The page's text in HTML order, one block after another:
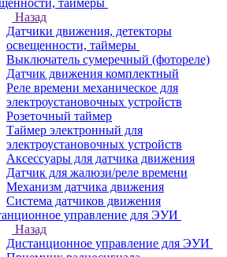
таймеры
Назад
Датчики движения, детекторы
освещенности, таймеры
Выключатель сумеречный (фотореле)
Датчик движения комплектный
Реле времени механическое для
электроустановочных устройств
Розеточный таймер
Таймер электронный для
электроустановочных устройств
Аксессуары для датчика движения
Датчик для жалюзи/реле времени
Механизм датчика движения
Система датчиков движения
управление для ЭУИ
Назад
Дистанционное управление для ЭУИ